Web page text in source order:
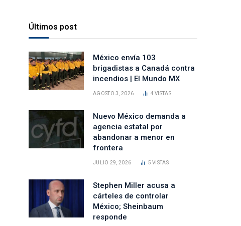
Últimos post
México envía 103
brigadistas a Canadá contra
incendios | El Mundo MX
AGOSTO 3, 2026 4VISTAS
Nuevo México demanda a
agencia estatal por
abandonar a menor en
frontera
JULIO 29, 2026 5VISTAS
Stephen Miller acusa a
cárteles de controlar
México; Sheinbaum
responde